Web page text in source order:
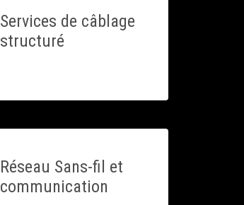
Services de câblage
structuré
Réseau Sans-fil et
communication